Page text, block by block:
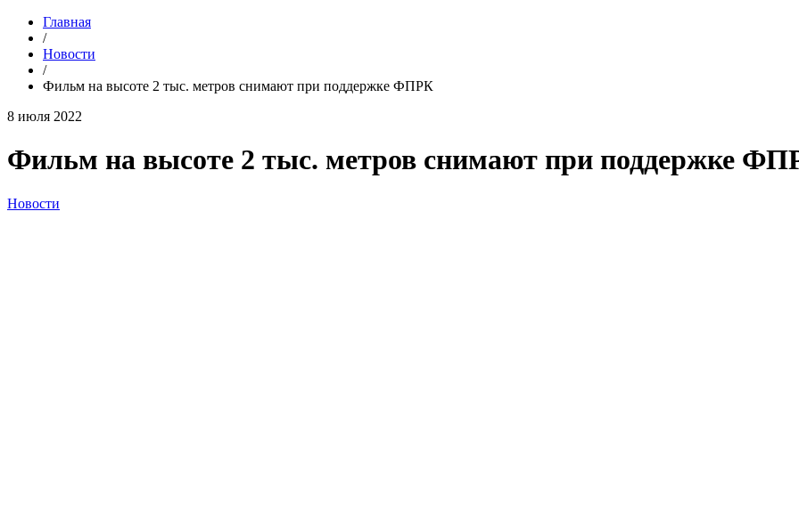
Главная
/
Новости
/
Фильм на высоте 2 тыс. метров снимают при поддержке ФПРК
8 июля 2022
Фильм на высоте 2 тыс. метров снимают при поддержке
Новости